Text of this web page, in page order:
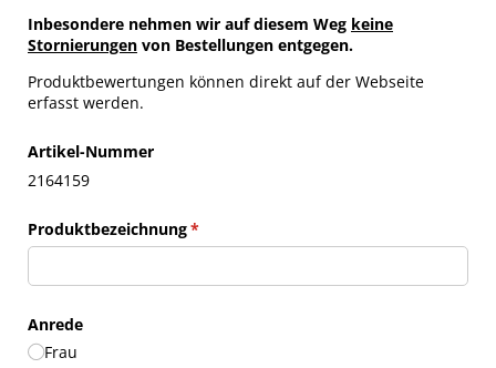
Inbesondere nehmen wir auf diesem Weg keine
Stornierungen von Bestellungen entgegen.
Produktbewertungen können direkt auf der Webseite
erfasst werden.
Artikel-Nummer
2164159
Produktbezeichnung*
(erforderlich)
Anrede
Frau